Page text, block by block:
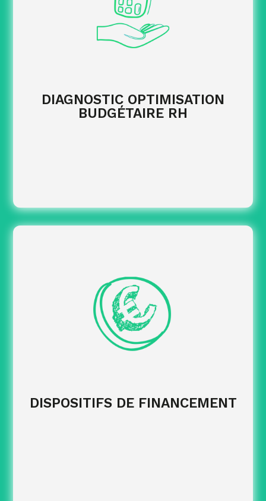
DIAGNOSTIC OPTIMISATION
BUDGÉTAIRE RH
Réduire l’impact du reste à charge
certains dispositifs, notamment en alternance.
Optimiser vos dépenses
DISPOSITIFS DE FINANCEMENT
Structurer les échanges
avec les financeurs
pour sécuriser vos demandes.
Optimiser les enveloppes disponibles
fonction de vos objectifs RH et formation.
Fiabiliser les dossiers
sur les volets